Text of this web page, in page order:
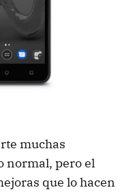
muchas
normal, pero el
que lo hacen